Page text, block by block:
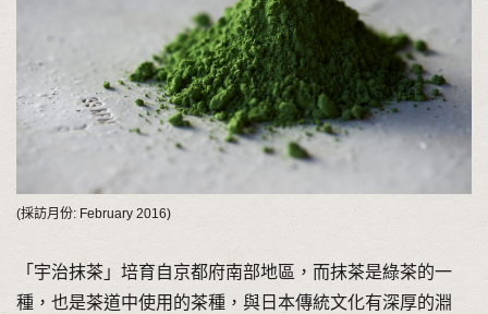
(採訪月份: February 2016)
「宇治抹茶」培育自京都府南部地區，而抹茶是綠茶的一
種，也是茶道中使用的茶種，與日本傳統文化有深厚的淵